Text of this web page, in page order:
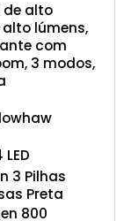
de alto
lúmens,
com
3 modos,
3 Pilhas
Preta
800